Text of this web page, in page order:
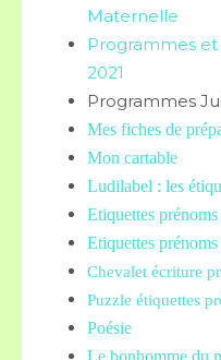
Maternelle
Programmes
2021
Programmes
Mes fiches de
Mon cartable
Ludilabel : les
Etiquettes prénoms
Etiquettes
Chevalet écriture
Puzzle étiquettes
Poésie
Le bonhomme du